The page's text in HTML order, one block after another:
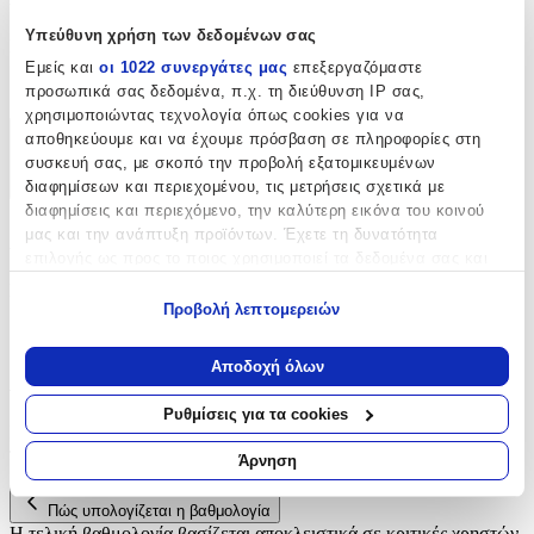
Υπεύθυνη χρήση των δεδομένων σας
Εμείς και οι 1022 συνεργάτες μας επεξεργαζόμαστε
προσωπικά σας δεδομένα, π.χ. τη διεύθυνση IP σας,
χρησιμοποιώντας τεχνολογία όπως cookies για να
αποθηκεύουμε και να έχουμε πρόσβαση σε πληροφορίες στη
συσκευή σας, με σκοπό την προβολή εξατομικευμένων
διαφημίσεων και περιεχομένου, τις μετρήσεις σχετικά με
διαφημίσεις και περιεχόμενο, την καλύτερη εικόνα του κοινού
μας και την ανάπτυξη προϊόντων. Έχετε τη δυνατότητα
Να συλλέξουμε πληροφορίες σχετικά με τη γεωγραφική
σας τοποθεσία, οι οποίες μπορεί να είναι ακριβείς σε
απόσταση μερικών μέτρων
Να αναγνωρίσουμε τη συσκευή σας σαρώνοντας ενεργά
για συγκεκριμένα χαρακτηριστικά (δακτυλικό αποτύπωμα)
Μάθετε περισσότερα σχετικά με τον τρόπο επεξεργασίας των
προσωπικών σας δεδομένων και καθορίστε τις προτιμήσεις σας
στηνενότητα “Λεπτομέρειες”. Μπορείτε να αλλάξετε ή να
Προβολή λεπτομερειών
Αποδοχή όλων
Ρυθμίσεις για τα cookies
Άρνηση
Κατασκευαστής:
OEM
Χαρακτηριστικά
+
Χαρακτηριστικά
Αξιολογήσεις
Προς το παρόν δεν υπάρχουν άλλες αξιολογήσεις. Όταν
προστεθούν, θα εμφανιστούν εδώ.
Πώς υπολογίζεται η βαθμολογία